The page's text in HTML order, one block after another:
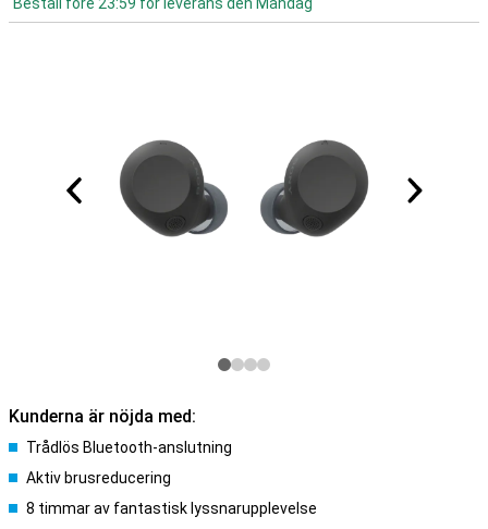
Kunderna är nöjda med:
Trådlös Bluetooth-anslutning
Aktiv brusreducering
8 timmar av fantastisk lyssnarupplevelse